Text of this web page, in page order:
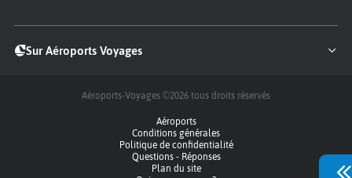
Sur Aéroports Voyages
Aéroports-Voyages ©2026 tous droits réservés
Aéroports
Conditions générales
Politique de confidentialité
Questions - Réponses
Plan du site